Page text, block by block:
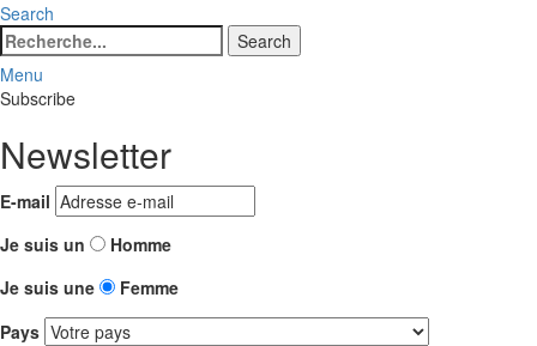
Search
Search
for:
Search
Menu
Subscribe
Newsletter
E-mail
Je suis un
Homme
Je suis une
Femme
Pays